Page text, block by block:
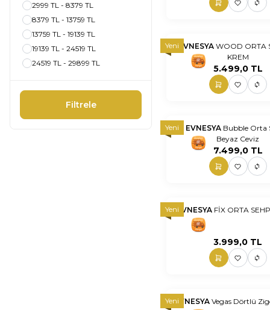
2999 TL - 8379 TL
8379 TL - 13759 TL
13759 TL - 19139 TL
19139 TL - 24519 TL
24519 TL - 29899 TL
Filtrele
YeniEVNESYA WOOD ORTA
KREM
5.499,0TL
Yeni
EVNESYA Bubble Orta
Beyaz Ceviz
7.499,0TL
YeniEVNESYA FİX ORTA
3.999,0 TL
YeniEVNESYA Vegas Dörtlü